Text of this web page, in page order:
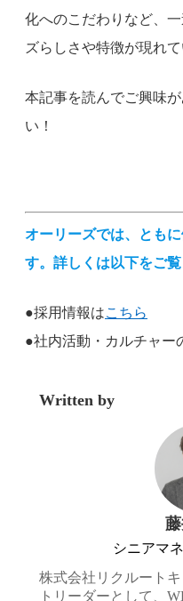
化へのこだわりなど、
ズらしさや特徴が現れ
本記事を読んでご興味
い！
オーリーズでは、とも
す。詳しくは以下をご覧
●採用情報はこちら
●社内活動・カルチャー
Written by
シニアマ
株式会社リクルート
トリーダーとして、